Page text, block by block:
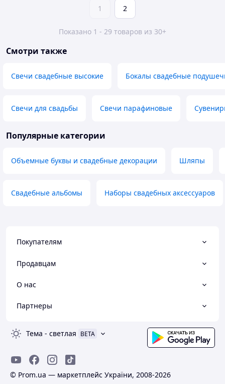
1 2
Показано 1 - 29 товаров из 30+
Смотри также
Свечи свадебные высокие Бокалы свадебные
Свечи для свадьбы Свечи парафиновые
Популярные категории
Объемные буквы и свадебные декорации Шляпы
Свадебные альбомы Наборы свадебных аксессуаров
Покупателям
Продавцам
О нас
Партнеры
Тема - светлая BETA
© Prom.ua — маркетплейс України, 2008-2026